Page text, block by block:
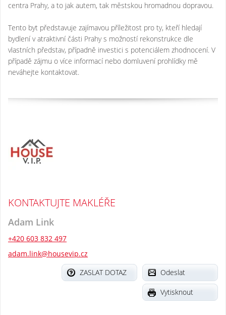
centra Prahy, a to jak autem, tak městskou hromadnou dopravou.
Tento byt představuje zajímavou příležitost pro ty, kteří hledají
bydlení v atraktivní části Prahy s možností rekonstrukce dle
vlastních představ, případně investici s potenciálem zhodnocení. V
případě zájmu o více informací nebo domluvení prohlídky mě
neváhejte kontaktovat.
KONTAKTUJTE MAKLÉŘE
Adam Link
+420 603 832 497
adam.link@housevip.cz
Odeslat
ZASLAT DOTAZ
Vytisknout